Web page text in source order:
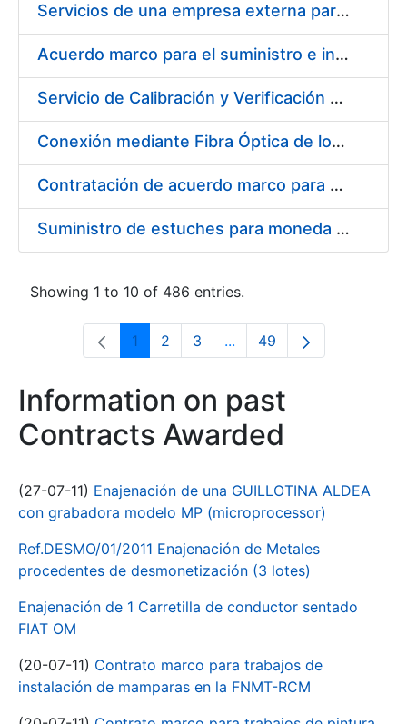
Servicios de una empresa externa para el asesoramiento y resolución de los recursos de alzada que se presentan relacionados con procesos de selección para la FNMT-RCM
Acuerdo marco para el suministro e instalación de persianas, estores y otros complementos
Servicio de Calibración y Verificación Externa de los Equipos de Medición del Servicio de Prevención de la FNMT-RCM
Conexión mediante Fibra Óptica de los Centros de Proceso de Datos (CPDs) de las sedes de la FNMT-RCM de Burgos y Madrid
Contratación de acuerdo marco para el Suministro de Material de Electricidad para la Fábrica Nacional de Moneda y Timbre-Real Casa de la Moneda en su centro de trabajo de Burgos
Suministro de estuches para moneda de 30 €
Showing 1 to 10 of 486 entries.
Page
1 Page
2 Page
3 ...Intermediate Pages Use
Page
49
Information on past
Contracts Awarded
(27-07-11) Enajenación de una GUILLOTINA ALDEA
con grabadora modelo MP (microprocessor)
Ref.DESMO/01/2011 Enajenación de Metales
procedentes de desmonetización (3 lotes)
Enajenación de 1 Carretilla de conductor sentado
FIAT OM
(20-07-11) Contrato marco para trabajos de
instalación de mamparas en la FNMT-RCM